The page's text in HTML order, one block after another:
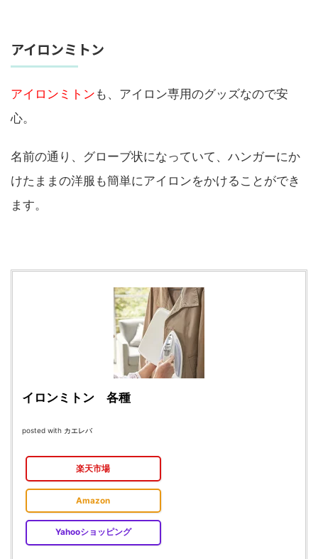
アイロンミトン
アイロンミトン も、アイロン専用のグッズなので安
心。
名前の通り、グローブ状になっていて、ハンガーにか
けたままの洋服も簡単にアイロンをかけることができ
ます。
イロンミトン 各種
posted with カエレバ
楽天市場
Amazon
Yahooショッピング